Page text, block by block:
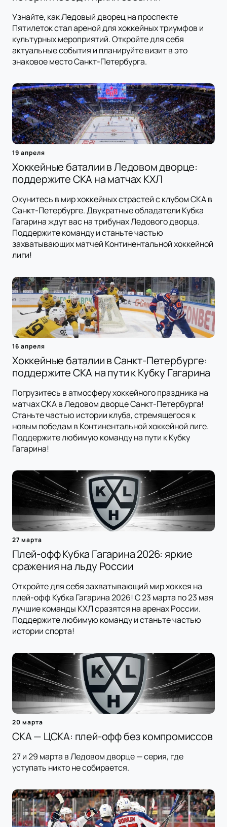
Узнайте, как Ледовый дворец на проспекте
Пятилеток стал ареной для хоккейных триумфов и
культурных мероприятий. Откройте для себя
актуальные события и планируйте визит в это
знаковое место Санкт-Петербурга.
19 апреля
Хоккейные баталии в Ледовом дворце:
поддержите СКА на матчах КХЛ
Окунитесь в мир хоккейных страстей с клубом СКА в
Санкт-Петербурге. Двукратные обладатели Кубка
Гагарина ждут вас на трибунах Ледового дворца.
Поддержите команду и станьте частью
захватывающих матчей Континентальной хоккейной
лиги!
16 апреля
Хоккейные баталии в Санкт-Петербурге:
поддержите СКА на пути к Кубку Гагарина
Погрузитесь в атмосферу хоккейного праздника на
матчах СКА в Ледовом дворце Санкт-Петербурга!
Станьте частью истории клуба, стремящегося к
новым победам в Континентальной хоккейной лиге.
Поддержите любимую команду на пути к Кубку
Гагарина!
27 марта
Плей-офф Кубка Гагарина 2026: яркие
сражения на льду России
Откройте для себя захватывающий мир хоккея на
плей-офф Кубка Гагарина 2026! С 23 марта по 23 мая
лучшие команды КХЛ сразятся на аренах России.
Поддержите любимую команду и станьте частью
истории спорта!
20 марта
СКА — ЦСКА: плей-офф без компромиссов
27 и 29 марта в Ледовом дворце — серия, где
уступать никто не собирается.